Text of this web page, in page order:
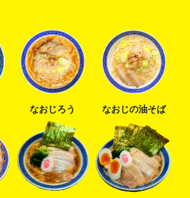
なおじろう なおじの油そば